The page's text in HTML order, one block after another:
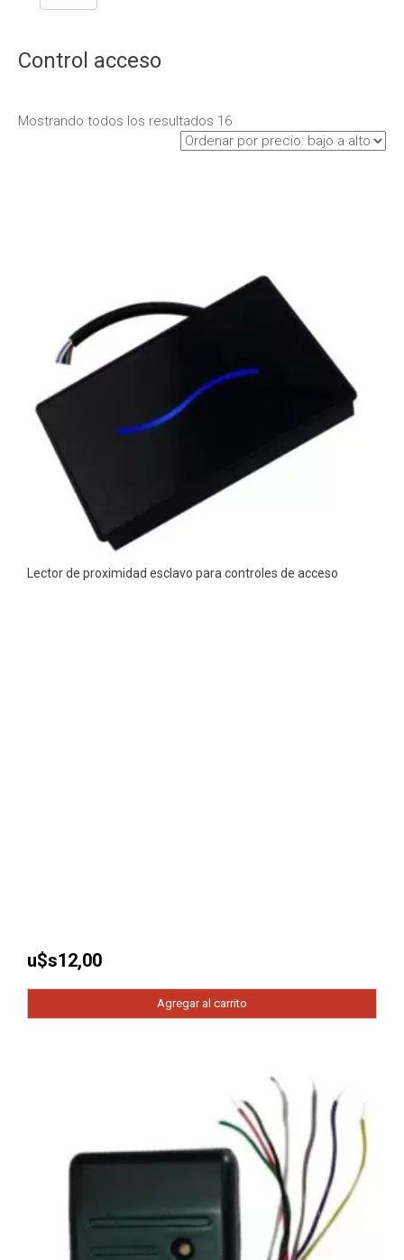
Control acceso
Mostrando todos los resultados 16
Lector de proximidad esclavo para controles de acceso
u$s12,00
Agregar al carrito